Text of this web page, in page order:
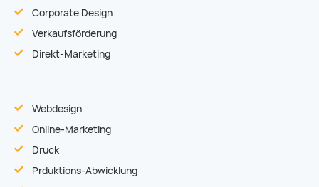
Corporate Design
Verkaufsförderung
Direkt-Marketing
Webdesign
Online-Marketing
Druck
Prduktions-Abwicklung